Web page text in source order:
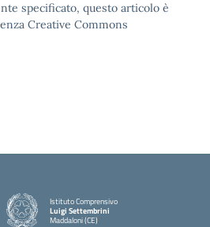
specificato, questo articolo è
Creative Commons
Istituto Comprensivo
Luigi Settembrini
Maddaloni (CE)